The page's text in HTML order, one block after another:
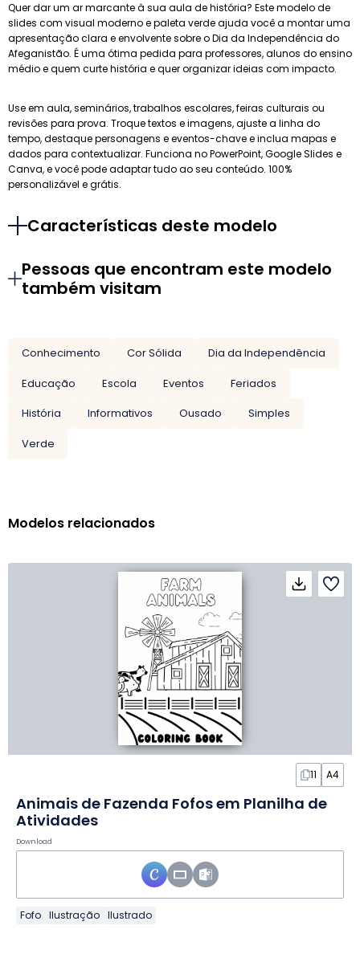
Quer dar um ar marcante à sua aula de história? Este modelo de
slides com visual moderno e paleta verde ajuda você a montar uma
apresentação clara e envolvente sobre o Dia da Independência do
Afeganistão. É uma ótima pedida para professores, alunos do ensino
médio e quem curte história e quer organizar ideias com impacto.
Use em aula, seminários, trabalhos escolares, feiras culturais ou
revisões para prova. Troque textos e imagens, ajuste a linha do
tempo, destaque personagens e eventos-chave e inclua mapas e
dados para contextualizar. Funciona no PowerPoint, Google Slides e
Canva, e você pode adaptar tudo ao seu conteúdo. 100%
personalizável e grátis.
Características deste modelo
Pessoas que encontram este modelo
também visitam
Conhecimento Cor Sólida
Dia da Independência
Educação
Escola Eventos
Feriados
História
Informativos Ousado
Simples
Verde
Modelos relacionados
11 A4
Animais de Fazenda Fofos em Planilha de
Atividades
Download
Fofo Ilustração Ilustrado